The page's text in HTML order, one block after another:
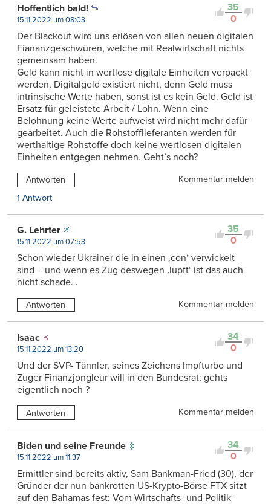
35
0
Hoffentlich bald!
15.11.2022 um 08:03
Der Blackout wird uns erlösen von allen neuen digitalen
Fiananzgeschwüren, welche mit Realwirtschaft nichts
gemeinsam haben.
Geld kann nicht in wertlose digitale Einheiten verpackt
werden, Digitalgeld existiert nicht, denn Geld muss
intrinsische Werte haben, sonst ist es kein Geld. Geld ist
Ersatz für geleistete Arbeit / Lohn. Wenn eine
Belohnung keine Werte aufweist wird nicht mehr dafür
gearbeitet. Auch die Rohstofflieferanten werden für
werthaltige Rohstoffe doch keine wertlosen digitalen
Einheiten entgegen nehmen. Geht’s noch?
Antworten
Kommentar melden
1 Antwort
35
0
G. Lehrter
15.11.2022 um 07:53
Schon wieder Ukrainer die in einen ‚con‘ verwickelt
sind – und wenn es Zug deswegen ‚lupft‘ ist das auch
nicht schade…
Antworten Kommentar melden
34
0
Isaac
15.11.2022 um 13:20
Und der SVP- Tännler, seines Zeichens Impfturbo und
Zuger Finanzjongleur will in den Bundesrat; gehts
eigentlich noch ?
Antworten Kommentar melden
34
0
Biden und seine Freunde
15.11.2022 um 11:37
Ermittler sind bereits aktiv, Sam Bankman-Fried (30), der
Gründer der nun bankrotten US-Krypto-Börse FTX sitzt
auf den Bahamas fest: Vom Wirtschafts- und Politik-